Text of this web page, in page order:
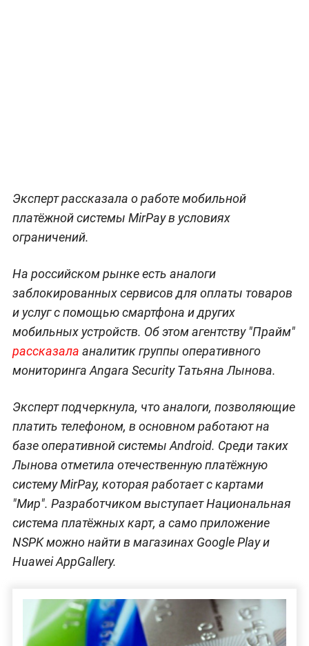
Эксперт рассказала о работе мобильной
платёжной системы MirPay в условиях
ограничений.
На российском рынке есть аналоги
заблокированных сервисов для оплаты товаров
и услуг с помощью смартфона и других
мобильных устройств. Об этом агентству "Прайм"
рассказала аналитик группы оперативного
мониторинга Angara Security Татьяна Лынова.
Эксперт подчеркнула, что аналоги, позволяющие
платить телефоном, в основном работают на
базе оперативной системы Android. Среди таких
Лынова отметила отечественную платёжную
систему MirPay, которая работает с картами
"Мир". Разработчиком выступает Национальная
система платёжных карт, а само приложение
NSPK можно найти в магазинах Google Play и
Huawei AppGallery.